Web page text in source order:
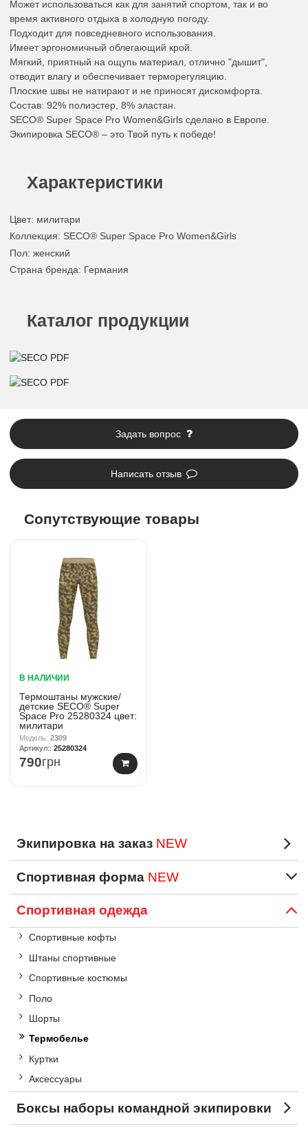
Может использоваться как для занятий спортом, так и во
время активного отдыха в холодную погоду.
Подходит для повседневного использования.
Имеет эргономичный облегающий крой.
Мягкий, приятный на ощупь материал, отлично "дышит",
отводит влагу и обеспечивает терморегуляцию.
Плоские швы не натирают и не приносят дискомфорта.
Состав: 92% полиэстер, 8% эластан.
SECO® Super Space Pro Women&Girls сделано в Европе.
Экипировка SECO® – это Твой путь к победе!
Характеристики
Цвет: милитари
Коллекция: SECO® Super Space Pro Women&Girls
Пол: женский
Страна бренда: Германия
Каталог продукции
Задать вопрос
Написать отзыв
Сопутствующие товары
В НАЛИЧИИ
Термоштаны мужские/
детские SECO® Super
Space Pro 25280324 цвет:
милитари
2309
25280324
790грн
Экипировка на заказ NEW
Спортивная форма NEW
Спортивная одежда
Спортивные кофты
Штаны спортивные
Спортивные костюмы
Поло
Шорты
Термобелье
Куртки
Аксессуары
Боксы наборы командной экипировки